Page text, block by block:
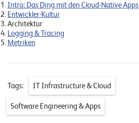
Intro: Das Ding mit den Cloud-Native Apps
Entwickler-Kultur
Architektur
Logging & Tracing
Metriken
Tags: IT Infrastructure & Cloud
Software Engineering & Apps